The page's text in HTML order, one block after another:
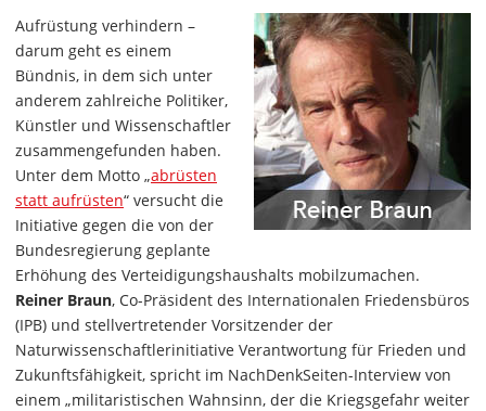
Aufrüstung verhindern –
darum geht es einem
Bündnis, in dem sich unter
anderem zahlreiche Politiker,
Künstler und Wissenschaftler
zusammengefunden haben.
Unter dem Motto „abrüsten
statt aufrüsten“ versucht die
Initiative gegen die von der
Bundesregierung geplante
Erhöhung des Verteidigungshaushalts mobilzumachen.
Reiner Braun, Co-Präsident des Internationalen Friedensbüros
(IPB) und stellvertretender Vorsitzender der
Naturwissenschaftlerinitiative Verantwortung für Frieden und
Zukunftsfähigkeit, spricht im NachDenkSeiten-Interview von
einem „militaristischen Wahnsinn, der die Kriegsgefahr weiter